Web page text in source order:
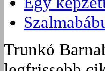
Trunkó